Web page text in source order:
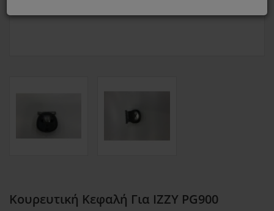
Κουρευτική Κεφαλή Για IZZY PG900